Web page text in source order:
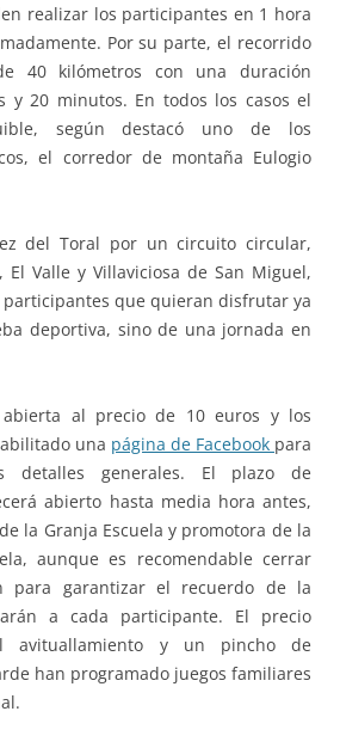
realizar los participantes en 1 hora
Por su parte, el recorrido
40 kilómetros con una duración
y 20 minutos. En todos los casos el
según destacó uno de los
el corredor de montaña Eulogio
del Toral por un circuito circular,
El Valle y Villaviciosa de San Miguel,
que quieran disfrutar ya
deportiva, sino de una jornada en
abierta al precio de 10 euros y los
una página de Facebook para
detalles generales. El plazo de
abierto hasta media hora antes,
la Granja Escuela y promotora de la
aunque es recomendable cerrar
para garantizar el recuerdo de la
a cada participante. El precio
avituallamiento y un pincho de
han programado juegos familiares